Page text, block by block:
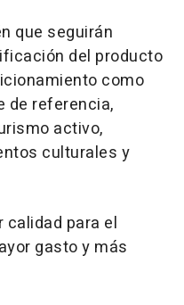
que seguirán
del producto
como
de referencia,
activo,
culturales y
calidad para el
gasto y más